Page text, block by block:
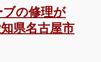
の修理が
県名古屋市